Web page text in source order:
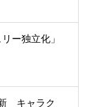
ー独立化」
キャラク